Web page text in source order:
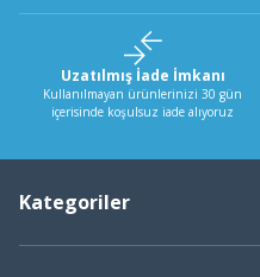
Uzatılmış İade İmkanı
Kullanılmayan ürünlerinizi 30 gün
içerisinde koşulsuz iade alıyoruz
Kategoriler